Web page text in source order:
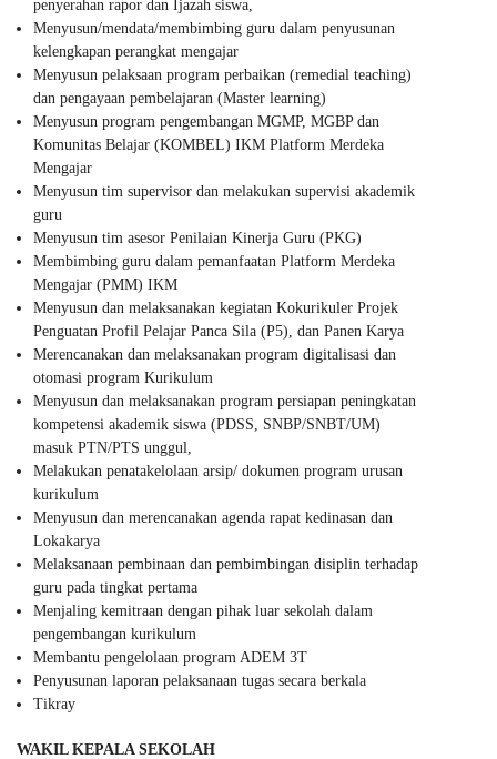
penyerahan rapor dan Ijazah siswa,
Menyusun/mendata/membimbing guru dalam penyusunan
kelengkapan perangkat mengajar
Menyusun pelaksaan program perbaikan (remedial teaching)
dan pengayaan pembelajaran (Master learning)
Menyusun program pengembangan MGMP, MGBP dan
Komunitas Belajar (KOMBEL) IKM Platform Merdeka
Mengajar
Menyusun tim supervisor dan melakukan supervisi akademik
guru
Menyusun tim asesor Penilaian Kinerja Guru (PKG)
Membimbing guru dalam pemanfaatan Platform Merdeka
Mengajar (PMM) IKM
Menyusun dan melaksanakan kegiatan Kokurikuler Projek
Penguatan Profil Pelajar Panca Sila (P5), dan Panen Karya
Merencanakan dan melaksanakan program digitalisasi dan
otomasi program Kurikulum
Menyusun dan melaksanakan program persiapan peningkatan
kompetensi akademik siswa (PDSS, SNBP/SNBT/UM)
masuk PTN/PTS unggul,
Melakukan penatakelolaan arsip/ dokumen program urusan
kurikulum
Menyusun dan merencanakan agenda rapat kedinasan dan
Lokakarya
Melaksanaan pembinaan dan pembimbingan disiplin terhadap
guru pada tingkat pertama
Menjaling kemitraan dengan pihak luar sekolah dalam
pengembangan kurikulum
Membantu pengelolaan program ADEM 3T
Penyusunan laporan pelaksanaan tugas secara berkala
Tikray
WAKIL KEPALA SEKOLAH